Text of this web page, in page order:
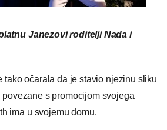
Janezovi roditelji Nada i
tako očarala da je stavio njezinu sliku
s promocijom svojega
ima u svojemu domu.